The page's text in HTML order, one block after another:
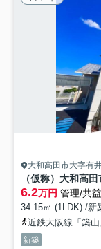
大和高田市大字有
（仮称）大和高
6.2万円 管理/共
34.15㎡ (1LDK) /新
近鉄大阪線「築
新築